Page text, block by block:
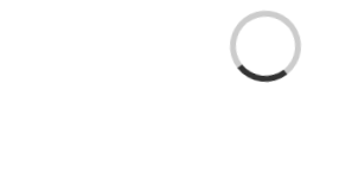
Loading...